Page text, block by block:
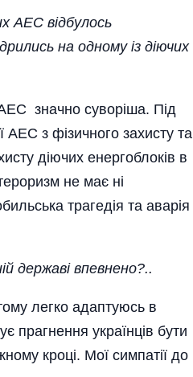
АЕС відбулось
на одному із діючих
значно суворіша. Під
АЕС з фізичного захисту та
діючих енерго­блоків в
не має ні
трагедія та аварія
державі впевнено?..
легко адаптуюсь в
прагнення українців бути
кроці. Мої симпатії до